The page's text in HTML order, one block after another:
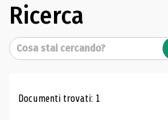
Ricerca
Cerca
Risultati di
Documenti trovati: 1